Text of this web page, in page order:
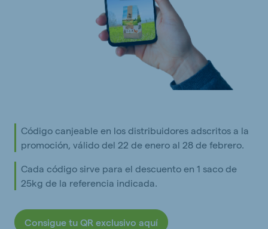
Código canjeable en los distribuidores adscritos a la
promoción, válido del 22 de enero al 28 de febrero.
Cada código sirve para el descuento en 1 saco de
25kg de la referencia indicada.
Consigue tu QR exclusivo aquí